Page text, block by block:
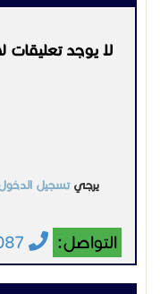
لا يوجد تعليقات
يرجيتسجيل
التواصل: